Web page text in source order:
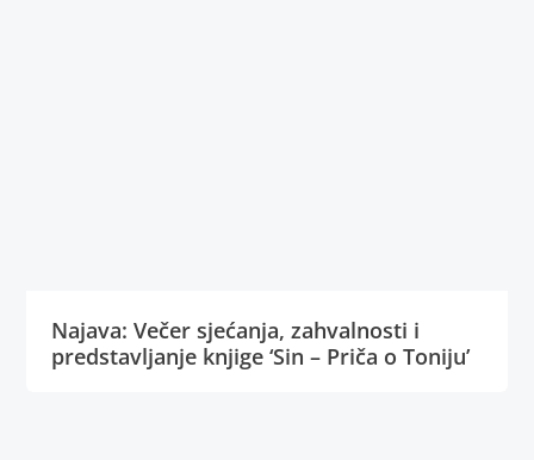
Najava: Večer sjećanja, zahvalnosti i
predstavljanje knjige ‘Sin – Priča o Toniju’